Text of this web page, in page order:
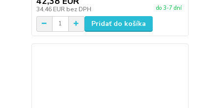
34,46 EUR bez DPH do 3-7 dní
Pridať do košíka